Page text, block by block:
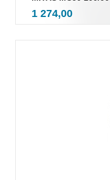
Pris
1 274,00mva.